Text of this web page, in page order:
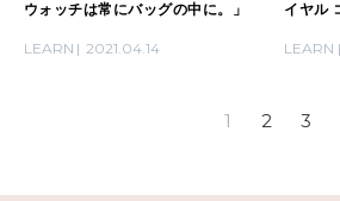
ウォッチは常にバッグの中に。」
LEARN 2021.04.14
イヤル
LEARN
1 2 3